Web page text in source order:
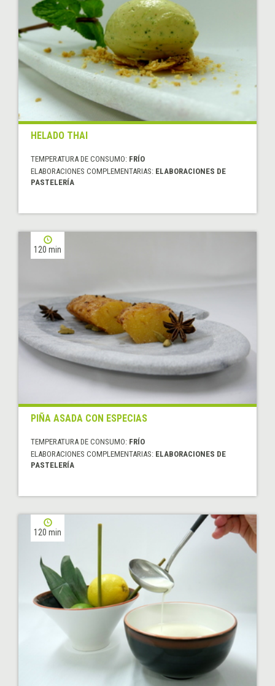
HELADO THAI
TEMPERATURA DE CONSUMO: FRÍO
ELABORACIONES COMPLEMENTARIAS: ELABORACIONES DE
PASTELERÍA
120 min
PIÑA ASADA CON ESPECIAS
TEMPERATURA DE CONSUMO: FRÍO
ELABORACIONES COMPLEMENTARIAS: ELABORACIONES DE
PASTELERÍA
120 min